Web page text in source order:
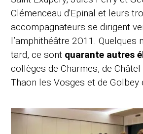
Clémenceau d'Epinal et leurs
accompagnateurs se dirigent
l’amphithéâtre 2O11. Quelques
tard, ce sont quarante autres
collèges de Charmes, de
Thaon les Vosges et de Golbey